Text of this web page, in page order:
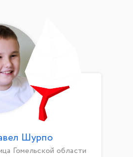
Шурпо
Гомельской области